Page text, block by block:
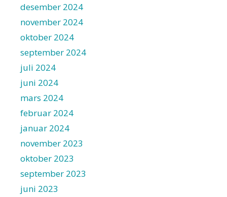
desember 2024
november 2024
oktober 2024
september 2024
juli 2024
juni 2024
mars 2024
februar 2024
januar 2024
november 2023
oktober 2023
september 2023
juni 2023